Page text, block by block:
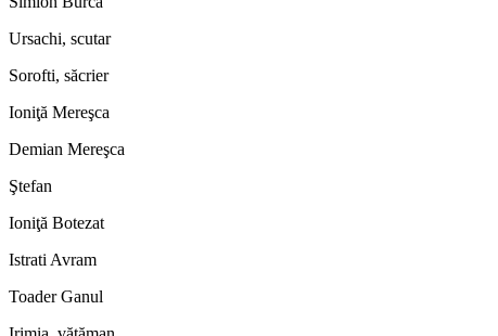
Ursachi, scutar
Sorofti, săcrier
Ioniţă Mereşca
Demian Mereşca
Ştefan
Ioniţă Botezat
Istrati Avram
Toader Ganul